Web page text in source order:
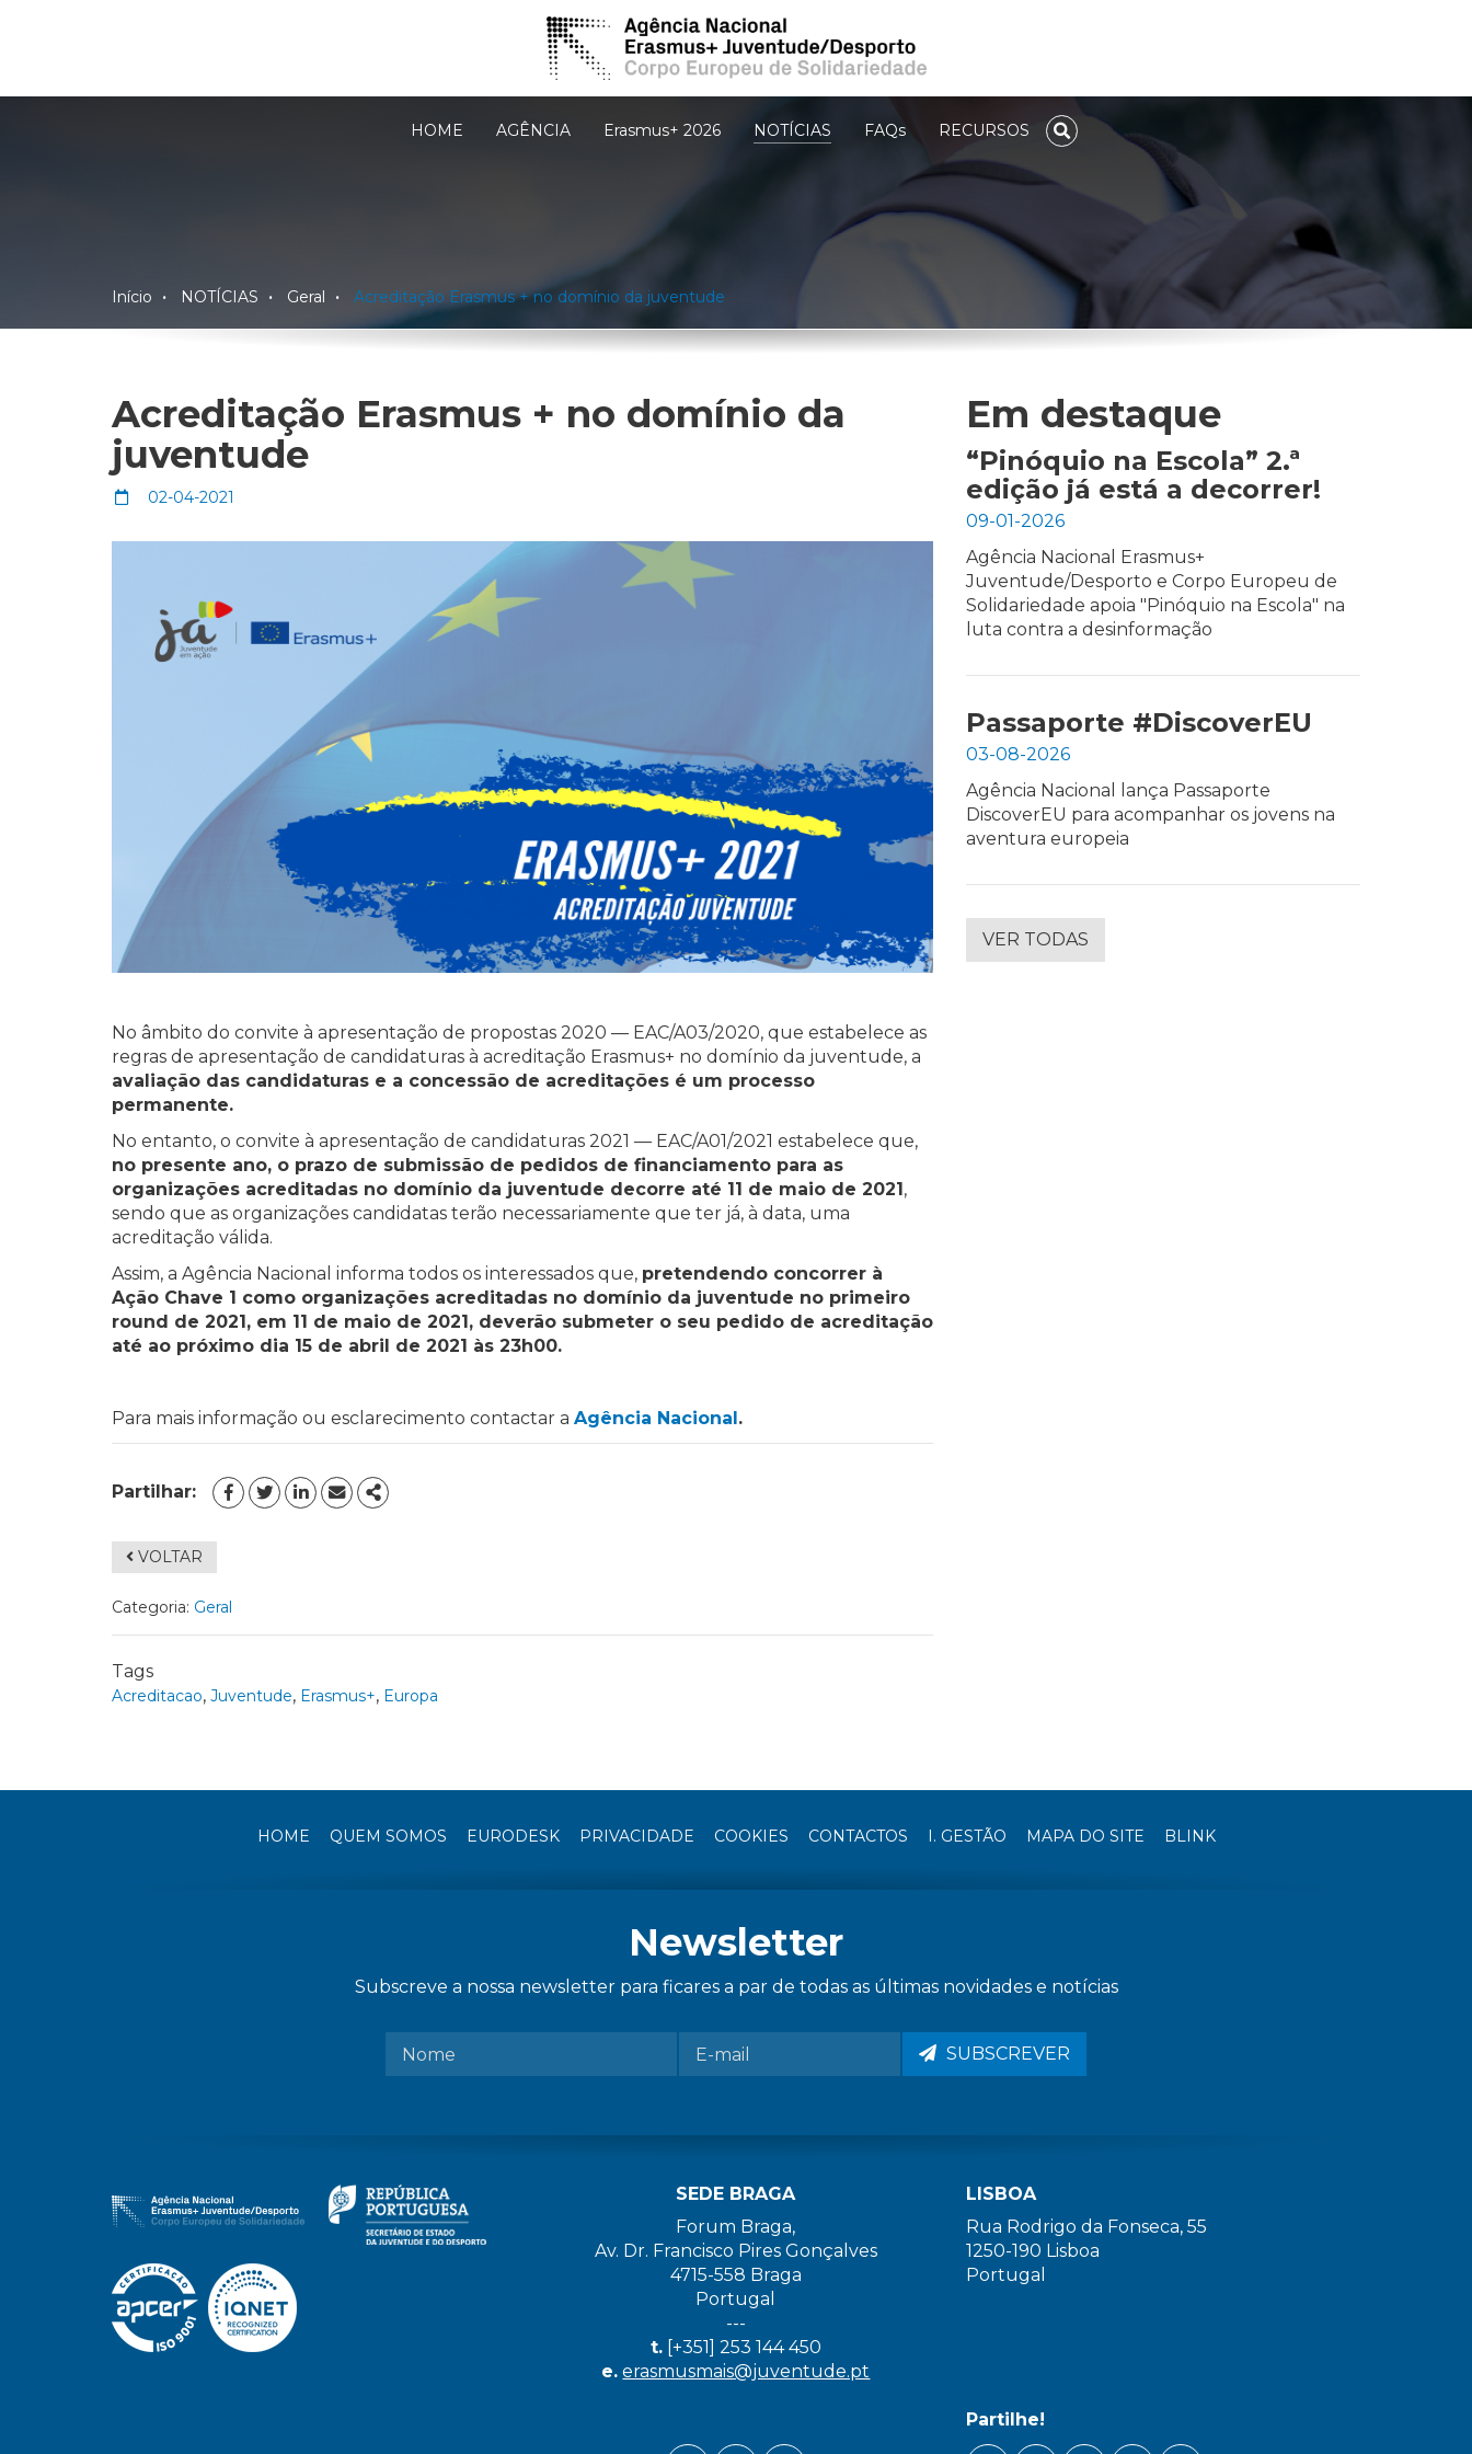
HOME AGÊNCIA Erasmus+ 2026 NOTÍCIAS FAQs RECURSOS TOGGLE SEACH
Início NOTÍCIAS Geral Acreditação Erasmus + no domínio da juventude
Acreditação Erasmus + no domínio da
juventude
02-04-2021
No âmbito do convite à apresentação de propostas 2020 — EAC/A03/2020, que estabelece as
regras de apresentação de candidaturas à acreditação Erasmus+ no domínio da juventude, a
avaliação das candidaturas e a concessão de acreditações é um processo
permanente.
No entanto, o convite à apresentação de candidaturas 2021 — EAC/A01/2021 estabelece que,
no presente ano, o prazo de submissão de pedidos de financiamento para as
organizações acreditadas no domínio da juventude decorre até 11 de maio de 2021,
sendo que as organizações candidatas terão necessariamente que ter já, à data, uma
acreditação válida.
Assim, a Agência Nacional informa todos os interessados que, pretendendo concorrer à
Ação Chave 1 como organizações acreditadas no domínio da juventude no primeiro
round de 2021, em 11 de maio de 2021, deverão submeter o seu pedido de acreditação
até ao próximo dia 15 de abril de 2021 às 23h00.
Para mais informação ou esclarecimento contactar a Agência Nacional.
Partilhar:
FACEBOOK
TWITTERLINKEDIN
EMAILSHARE
VOLTAR
Categoria: Geral
Tags
Acreditacao, Juventude, Erasmus+, Europa
Em destaque
“Pinóquio na Escola” 2.ª
edição já está a decorrer!
09-01-2026
Agência Nacional Erasmus+
Juventude/Desporto e Corpo Europeu de
Solidariedade apoia "Pinóquio na Escola" na
luta contra a desinformação
Passaporte #DiscoverEU
03-08-2026
Agência Nacional lança Passaporte
DiscoverEU para acompanhar os jovens na
aventura europeia
VER TODAS
HOME QUEM SOMOS EURODESK PRIVACIDADE COOKIES CONTACTOS I. GESTÃO MAPA DO SITE BLINK
Newsletter
Subscreve a nossa newsletter para ficares a par de todas as últimas novidades e notícias
SUBSCREVER
SEDE BRAGA
Forum Braga,
Av. Dr. Francisco Pires Gonçalves
4715-558 Braga
Portugal
---
t.[+351] 253 144 450
e. erasmusmais@juventude.pt
LISBOA
Rua Rodrigo da Fonseca, 55
1250-190 Lisboa
Portugal
Partilhe!